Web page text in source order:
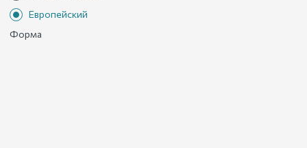
Европейский
Форма